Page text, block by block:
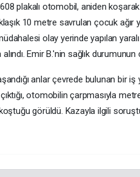
plakalı otomobil, aniden
10 metre savrulan çocuk ağır
olay yerinde yapılan
alındı. Emir B.'nin sağlık
anlar çevrede bulunan bir
otomobilin çarpmasıyla
görüldü. Kazayla ilgili